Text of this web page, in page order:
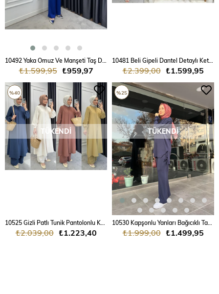
₺959,97
₺1.599,95
10481 Beli Gipeli Dantel Detaylı Keten Takım
₺1.599,95
₺2.399,00
TÜKENDI
10525 Gizli Patlı Tunik Pantolonlu Keten Takım
₺1.223,40
₺2.039,00
%40
TÜKENDI
10530 Kapşonlu Yanları Bağıcıklı Takım
₺1.499,95
₺1.999,00
%25